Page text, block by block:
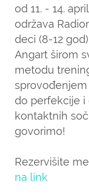
od 11. - 14.
održava
deci (8-12
Angart širom
metodu
do perfekcije i
kontaktnih
govorimo!
Rezervišite
na link